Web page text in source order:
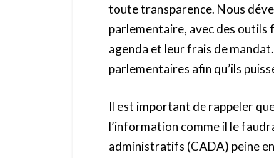
toute transparence. Nous
parlementaire, avec des
agenda et leur frais de
parlementaires afin qu’ils
Il est important de rappeler
l’information comme il le
administratifs (CADA) peine